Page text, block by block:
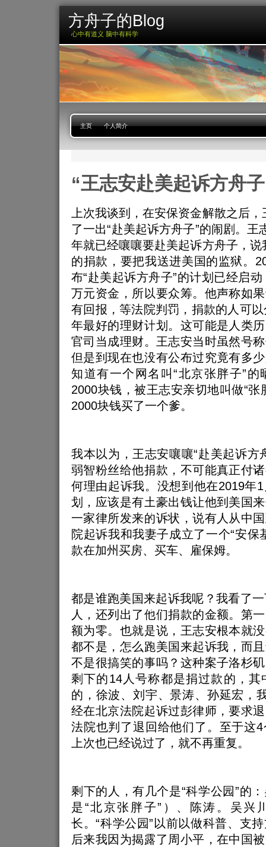
方舟子的Blog
心中有道义 脑中有科学
主页 个人简介
“王志安赴美起诉方舟
上次我谈到，在安保资金解散之后
了一出“赴美起诉方舟子”的闹剧。王
年就已经嚷嚷要赴美起诉方舟子，说
的捐款，要把我送进美国的监狱。
布“赴美起诉方舟子”的计划已经启
万元资金，所以要众筹。他声称如
有回报，等法院判罚，捐款的人可
年最好的理财计划。这可能是人类
官司当成理财。王志安当时虽然号
但是到现在也没有公布过究竟有多
知道有一个网名叫“北京张胖子”的
2000块钱，被王志安亲切地叫做“张
2000块钱买了一个爹。
我本以为，王志安嚷嚷“赴美起诉方
弱智粉丝给他捐款，不可能真正付
何理由起诉我。没想到他在2019年
划，应该是有土豪出钱让他到美国
一家律所发来的诉状，说有人从中
院起诉我和我妻子成立了一个“安保
款在加州买房、买车、雇保姆。
都是谁跑美国来起诉我呢？我看了
人，还列出了他们捐款的金额。第
额为零。也就是说，王志安根本就
都不是，怎么跑美国来起诉我，而
不是很搞笑的事吗？这种案子洛杉
剩下的14人号称都是捐过款的，其
的，徐波、刘宇、景涛、孙延宏，
经在北京法院起诉过彭律师，要求
法院也判了退回给他们了。至于这
上次也已经说过了，就不再重复。
剩下的人，有几个是“科学公园”的
是“北京张胖子”）、陈涛。吴兴
长。“科学公园”以前以做科普、支
后来我因为揭露了周小平，在中国